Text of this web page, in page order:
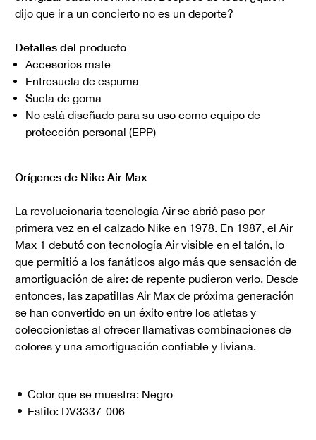
dijo que ir a un concierto no es un deporte?
Detalles del producto
Accesorios mate
Entresuela de espuma
Suela de goma
No está diseñado para su uso como equipo de
protección personal (EPP)
Orígenes de Nike Air Max
La revolucionaria tecnología Air se abrió paso por
primera vez en el calzado Nike en 1978. En 1987, el Air
Max 1 debutó con tecnología Air visible en el talón, lo
que permitió a los fanáticos algo más que sensación de
amortiguación de aire: de repente pudieron verlo. Desde
entonces, las zapatillas Air Max de próxima generación
se han convertido en un éxito entre los atletas y
coleccionistas al ofrecer llamativas combinaciones de
colores y una amortiguación confiable y liviana.
Color que se muestra: Negro
Estilo: DV3337-006